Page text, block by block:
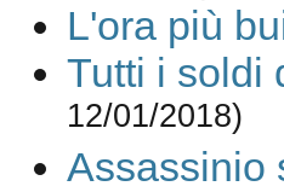
L'ora più
Tutti i soldi
12/01/2018)
Assassinio